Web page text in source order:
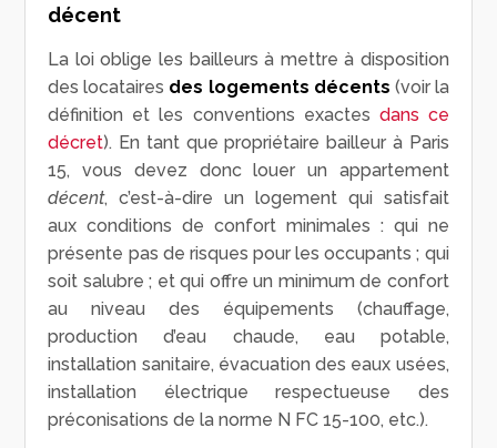
décent
La loi oblige les bailleurs à mettre à disposition
des locataires des logements décents (voir la
définition et les conventions exactes dans ce
décret). En tant que propriétaire bailleur à Paris
15, vous devez donc louer un appartement
décent, c’est-à-dire un logement qui satisfait
aux conditions de confort minimales : qui ne
présente pas de risques pour les occupants ; qui
soit salubre ; et qui offre un minimum de confort
au niveau des équipements (chauffage,
production d’eau chaude, eau potable,
installation sanitaire, évacuation des eaux usées,
installation électrique respectueuse des
préconisations de la norme N FC 15-100, etc.).